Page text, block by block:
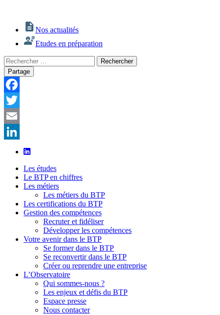
Nos actualités
Etudes en préparation
Rechercher
:
Rechercher
Partage
Facebook
Twitter
Email
LinkedIn
Les études
Le BTP en chiffres
Les métiers
Les métiers du BTP
Les certifications du BTP
Gestion des compétences
Recruter et fidéliser
Développer les compétences
Votre avenir dans le BTP
Se former dans le BTP
Se reconvertir dans le BTP
Créer ou reprendre une entreprise
L’Observatoire
Qui sommes-nous ?
Les enjeux et défis du BTP
Espace presse
Nous contacter